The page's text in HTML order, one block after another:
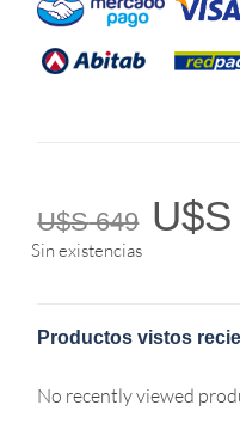
U$S649 U$S
Sin existencias
Productos vistos
No recently viewed